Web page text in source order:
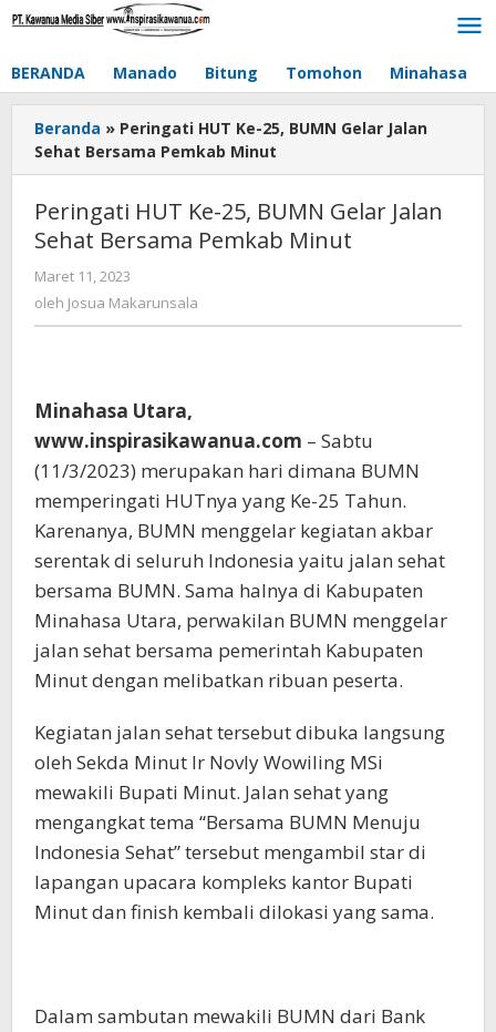
Lewati
BERANDA Manado Bitung Tomohon Minahasa
Beranda » Peringati HUT Ke-25, BUMN Gelar Jalan
Sehat Bersama Pemkab Minut
Peringati HUT Ke-25, BUMN Gelar Jalan
Sehat Bersama Pemkab Minut
Maret 11, 2023
Josua
oleh Josua Makarunsala
Minahasa Utara,
www.inspirasikawanua.com – Sabtu
(11/3/2023) merupakan hari dimana BUMN
memperingati HUTnya yang Ke-25 Tahun.
Karenanya, BUMN menggelar kegiatan akbar
serentak di seluruh Indonesia yaitu jalan sehat
bersama BUMN. Sama halnya di Kabupaten
Minahasa Utara, perwakilan BUMN menggelar
jalan sehat bersama pemerintah Kabupaten
Minut dengan melibatkan ribuan peserta.
Kegiatan jalan sehat tersebut dibuka langsung
oleh Sekda Minut Ir Novly Wowiling MSi
mewakili Bupati Minut. Jalan sehat yang
mengangkat tema “Bersama BUMN Menuju
Indonesia Sehat” tersebut mengambil star di
lapangan upacara kompleks kantor Bupati
Minut dan finish kembali dilokasi yang sama.
Dalam sambutan mewakili BUMN dari Bank